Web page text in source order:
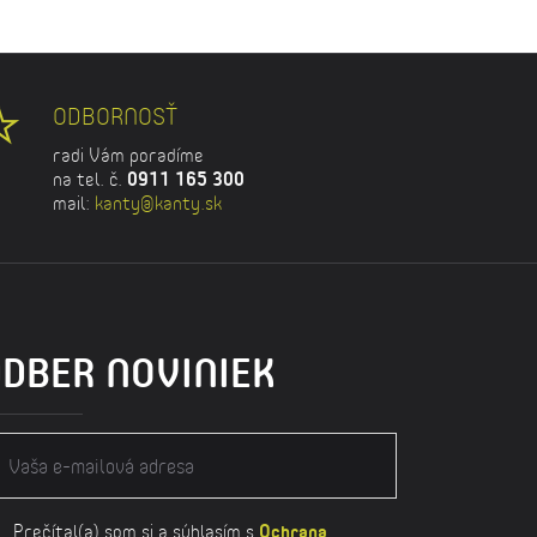
ODBORNOSŤ
radi Vám poradíme
na tel. č. 0911 165 300
mail: kanty@kanty.sk
NOVINIEK
Prečítal(a) som si a súhlasím s Ochrana